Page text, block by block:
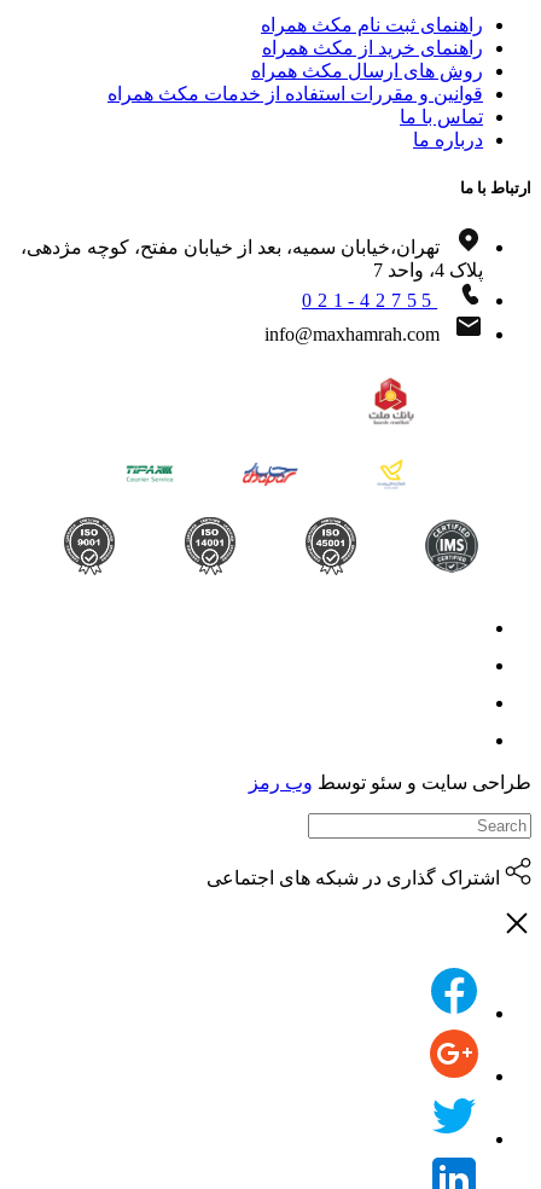
راهنمای ثبت نام مکث همراه
راهنمای خرید از مکث همراه
روش های ارسال مکث همراه
قوانین و مقررات استفاده از خدمات مکث همراه
تماس با ما
درباره ما
با ما
تهران،خیابان سمیه، بعد از خیابان مفتح، کوچه مژدهی،
پلاک 4، واحد 7
021-42755
info@maxhamrah.com
سایت و سئو توسطوب رمز
اشتراک گذاری در شبکه های اجتماعی